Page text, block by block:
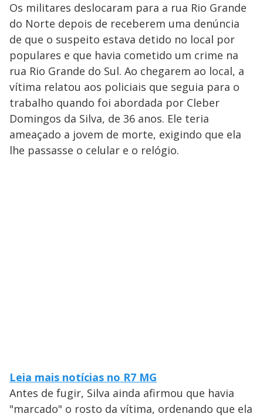
Os militares deslocaram para a rua Rio Grande
do Norte depois de receberem uma denúncia
de que o suspeito estava detido no local por
populares e que havia cometido um crime na
rua Rio Grande do Sul. Ao chegarem ao local, a
vítima relatou aos policiais que seguia para o
trabalho quando foi abordada por Cleber
Domingos da Silva, de 36 anos. Ele teria
ameaçado a jovem de morte, exigindo que ela
lhe passasse o celular e o relógio.
Leia mais notícias no R7 MG
Antes de fugir, Silva ainda afirmou que havia
"marcado" o rosto da vítima, ordenando que ela